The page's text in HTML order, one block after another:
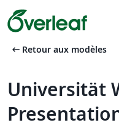
arrow_left_alt Retour aux modèles
Universität